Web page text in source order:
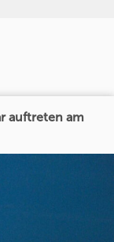
auftreten am